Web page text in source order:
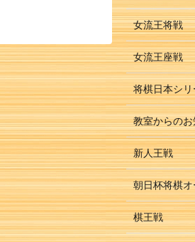
女流王将戦
女流王座戦
将棋日本シ
教室からの
新人王戦
朝日杯将棋
棋王戦